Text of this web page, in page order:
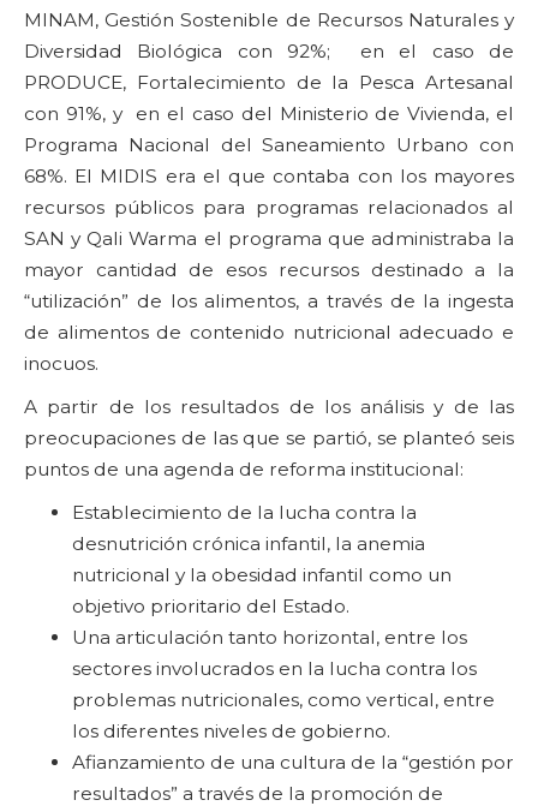
MINAM, Gestión Sostenible de Recursos Naturales y
Diversidad Biológica con 92%; en el caso de
PRODUCE, Fortalecimiento de la Pesca Artesanal
con 91%, y en el caso del Ministerio de Vivienda, el
Programa Nacional del Saneamiento Urbano con
68%. El MIDIS era el que contaba con los mayores
recursos públicos para programas relacionados al
SAN y Qali Warma el programa que administraba la
mayor cantidad de esos recursos destinado a la
“utilización” de los alimentos, a través de la ingesta
de alimentos de contenido nutricional adecuado e
inocuos.
A partir de los resultados de los análisis y de las
preocupaciones de las que se partió, se planteó seis
puntos de una agenda de reforma institucional:
Establecimiento de la lucha contra la
desnutrición crónica infantil, la anemia
nutricional y la obesidad infantil como un
objetivo prioritario del Estado.
Una articulación tanto horizontal, entre los
sectores involucrados en la lucha contra los
problemas nutricionales, como vertical, entre
los diferentes niveles de gobierno.
Afianzamiento de una cultura de la “gestión por
resultados” a través de la promoción de